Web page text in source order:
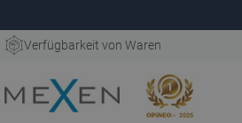
Verfügbarkeit von Waren